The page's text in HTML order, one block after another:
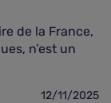
de la France,
n’est un
12/11/2025